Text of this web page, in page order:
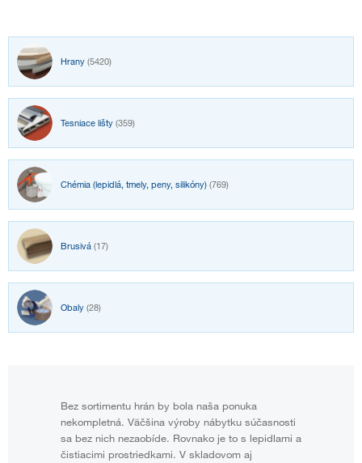
Hrany (5420)
Tesniace lišty (359)
Chémia (lepidlá, tmely, peny, silikóny) (769)
Brusivá (17)
Obaly (28)
Bez sortimentu hrán by bola naša ponuka
nekompletná. Väčšina výroby nábytku súčasnosti
sa bez nich nezaobíde. Rovnako je to s lepidlami a
čistiacimi prostriedkami. V skladovom aj